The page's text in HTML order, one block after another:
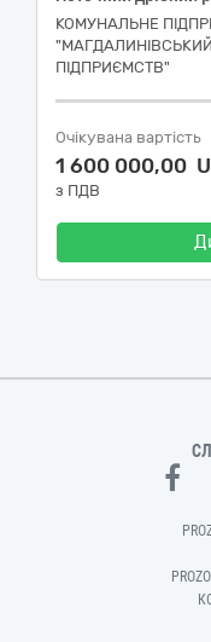
КОМУНАЛЬНЕ
ПІДПРИЄМСТВ"
Очікувана вартість
1 600 000,00
з ПДВ